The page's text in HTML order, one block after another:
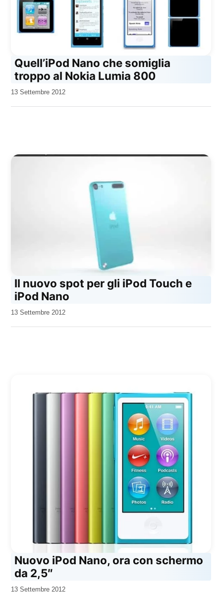
Quell’iPod Nano che somiglia
troppo al Nokia Lumia 800
da
13 Settembre 2012
Il nuovo spot per gli iPod Touch e
iPod Nano
da
13 Settembre 2012
Nuovo iPod Nano, ora con schermo
da 2,5″
da
13 Settembre 2012